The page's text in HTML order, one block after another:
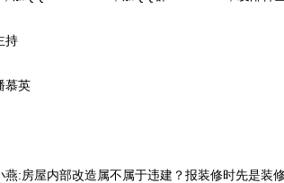
英
房屋内部改造属不属于违建？报装修时先是装